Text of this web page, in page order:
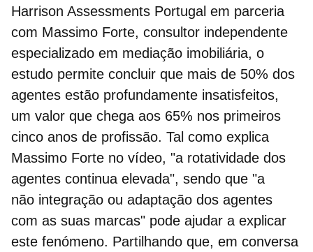
Harrison Assessments Portugal em parceria
com Massimo Forte, consultor independente
especializado em mediação imobiliária, o
estudo permite concluir que mais de 50% dos
agentes estão profundamente insatisfeitos,
um valor que chega aos 65% nos primeiros
cinco anos de profissão. Tal como explica
Massimo Forte no vídeo, "a rotatividade dos
agentes continua elevada", sendo que "a
não integração ou adaptação dos agentes
com as suas marcas" pode ajudar a explicar
este fenómeno. Partilhando que, em conversa